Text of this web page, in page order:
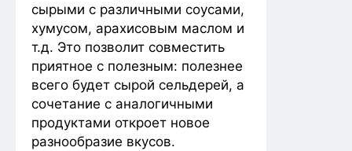
сырыми с различными соусами,
хумусом, арахисовым маслом и
т.д. Это позволит совместить
приятное с полезным: полезнее
всего будет сырой сельдерей, а
сочетание с аналогичными
продуктами откроет новое
разнообразие вкусов.